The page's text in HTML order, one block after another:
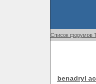
Список форумов
benadryl